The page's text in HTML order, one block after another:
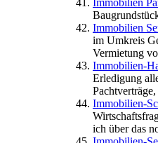
Immobilien
Immobilien
im Umkreis
Vermietung
Immobilien-
Erledigung
Immobilien-
ich über das